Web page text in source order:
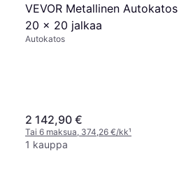
VEVOR Metallinen Autokatos
20 x 20 jalkaa
Autokatos
2 142,90 €
Tai 6 maksua, 374,26 €/kk¹
1 kauppa